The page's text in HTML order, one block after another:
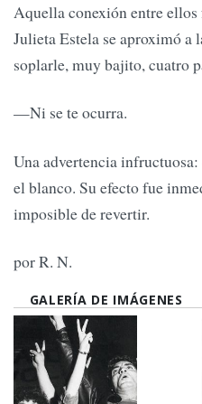
Aquella conexión entre
Julieta Estela se aproximó a
soplarle, muy bajito, cuatro
—Ni se te ocurra.
Una advertencia
el blanco. Su efecto fue
imposible de revertir.
por R. N.
GALERÍA DE IMÁGENES